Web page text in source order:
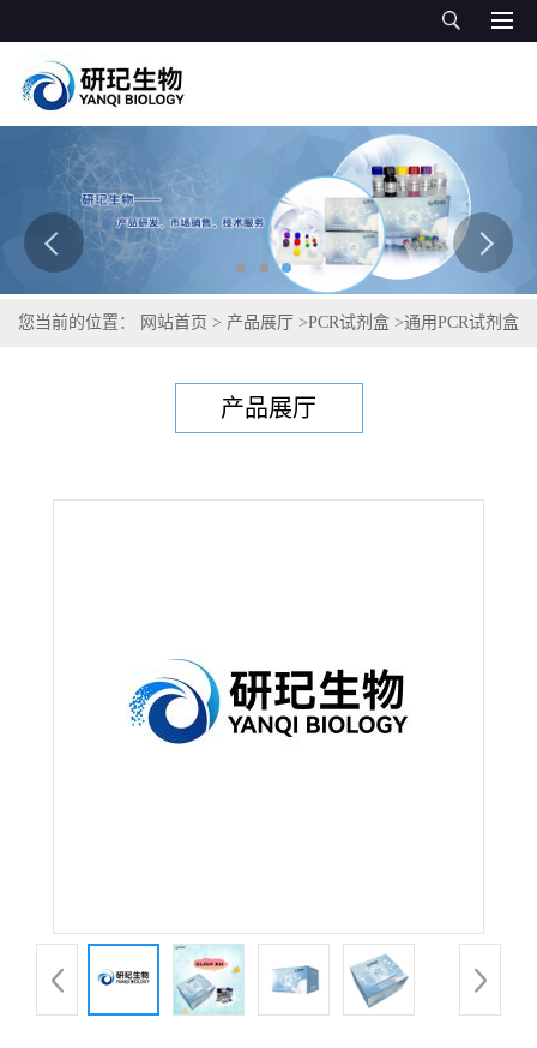
您当前的位置： 网站首页 > 产品展厅 >PCR试剂盒 >通用PCR试剂盒
产品展厅